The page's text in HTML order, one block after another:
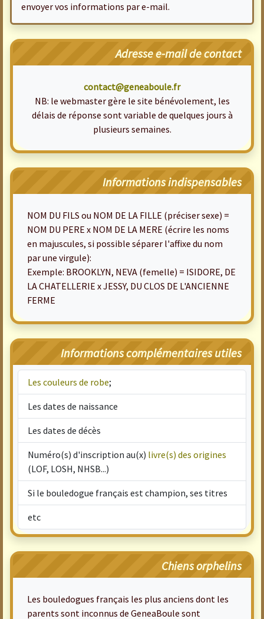
envoyer vos informations par e-mail.
Adresse e-mail de contact
contact@geneaboule.fr
NB: le webmaster gère le site bénévolement, les
délais de réponse sont variable de quelques jours à
plusieurs semaines.
Informations indispensables
NOM DU FILS ou NOM DE LA FILLE (préciser sexe) =
NOM DU PERE x NOM DE LA MERE (écrire les noms
en majuscules, si possible séparer l'affixe du nom
par une virgule):
Exemple: BROOKLYN, NEVA (femelle) = ISIDORE, DE
LA CHATELLERIE x JESSY, DU CLOS DE L'ANCIENNE
FERME
Informations complémentaires utiles
Les couleurs de robe;
Les dates de naissance
Les dates de décès
Numéro(s) d'inscription au(x) livre(s) des origines
(LOF, LOSH, NHSB...)
Si le bouledogue français est champion, ses titres
etc
Chiens orphelins
Les bouledogues français les plus anciens dont les
parents sont inconnus de GeneaBoule sont